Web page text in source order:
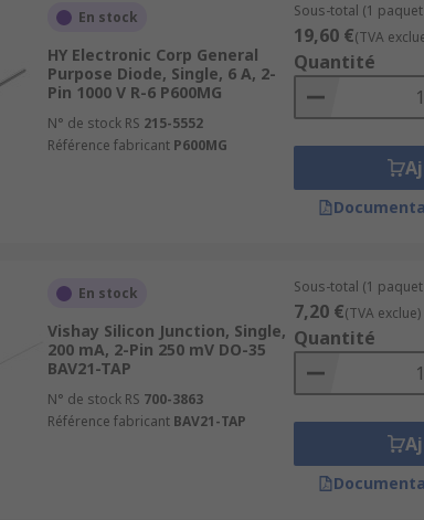
En stock
HY Electronic Corp General
Purpose Diode, Single, 6 A, 2-
Pin 1000 V R-6 P600MG
N° de stock RS 215-5552
Référence fabricant P600MG
Sous-total (1
19,60 €(TVA
Quantité
En stock
Vishay Silicon Junction, Single,
200 mA, 2-Pin 250 mV DO-35
BAV21-TAP
N° de stock RS 700-3863
Référence fabricant BAV21-TAP
Sous-total (1
7,20 €(TVA exclue)
Quantité